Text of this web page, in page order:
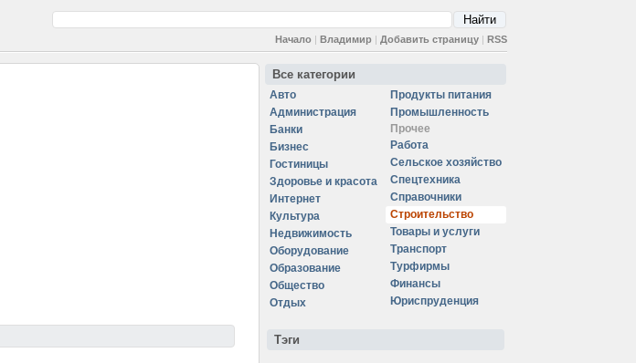
Начало | Владимир | Добавить страницу | RSS
Все категории
Авто
Администрация
Банки
Бизнес
Гостиницы
Здоровье и красота
Интернет
Культура
Недвижимость
Оборудование
Образование
Общество
Отдых
Продукты питания
Промышленность
Прочее
Работа
Сельское хозяйство
Спецтехника
Справочники
Строительство
Товары и услуги
Транспорт
Турфирмы
Финансы
Юриспруденция
Тэги